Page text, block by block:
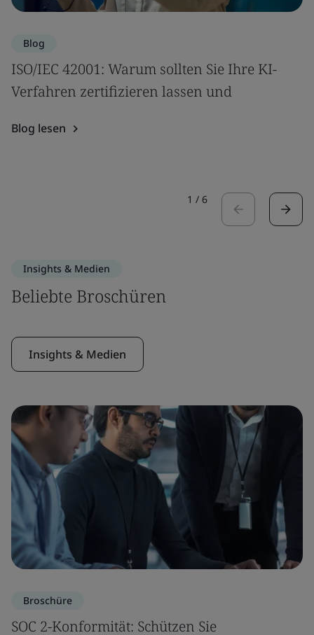
Blog
ISO/IEC 42001: Warum sollten Sie Ihre KI-
Verfahren zertifizieren lassen und
Blog lesen
1 / 6
Insights & Medien
Beliebte Broschüren
Insights & Medien
Broschüre
SOC 2-Konformität: Schützen Sie